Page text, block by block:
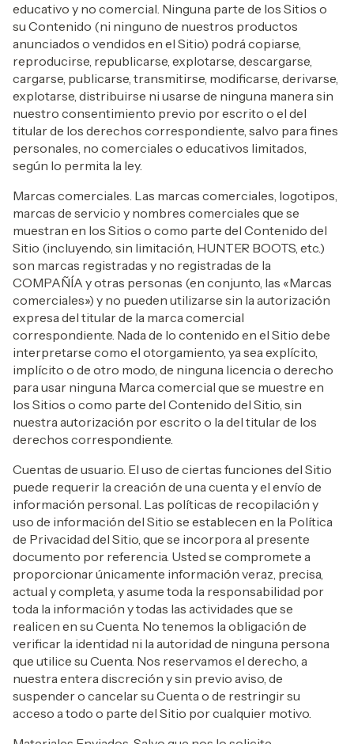
educativo y no comercial. Ninguna parte de los Sitios o
su Contenido (ni ninguno de nuestros productos
anunciados o vendidos en el Sitio) podrá copiarse,
reproducirse, republicarse, explotarse, descargarse,
cargarse, publicarse, transmitirse, modificarse, derivarse,
explotarse, distribuirse ni usarse de ninguna manera sin
nuestro consentimiento previo por escrito o el del
titular de los derechos correspondiente, salvo para fines
personales, no comerciales o educativos limitados,
según lo permita la ley.
Marcas comerciales. Las marcas comerciales, logotipos,
marcas de servicio y nombres comerciales que se
muestran en los Sitios o como parte del Contenido del
Sitio (incluyendo, sin limitación, HUNTER BOOTS, etc.)
son marcas registradas y no registradas de la
COMPAÑÍA y otras personas (en conjunto, las «Marcas
comerciales») y no pueden utilizarse sin la autorización
expresa del titular de la marca comercial
correspondiente. Nada de lo contenido en el Sitio debe
interpretarse como el otorgamiento, ya sea explícito,
implícito o de otro modo, de ninguna licencia o derecho
para usar ninguna Marca comercial que se muestre en
los Sitios o como parte del Contenido del Sitio, sin
nuestra autorización por escrito o la del titular de los
derechos correspondiente.
Cuentas de usuario. El uso de ciertas funciones del Sitio
puede requerir la creación de una cuenta y el envío de
información personal. Las políticas de recopilación y
uso de información del Sitio se establecen en la Política
de Privacidad del Sitio, que se incorpora al presente
documento por referencia. Usted se compromete a
proporcionar únicamente información veraz, precisa,
actual y completa, y asume toda la responsabilidad por
toda la información y todas las actividades que se
realicen en su Cuenta. No tenemos la obligación de
verificar la identidad ni la autoridad de ninguna persona
que utilice su Cuenta. Nos reservamos el derecho, a
nuestra entera discreción y sin previo aviso, de
suspender o cancelar su Cuenta o de restringir su
acceso a todo o parte del Sitio por cualquier motivo.